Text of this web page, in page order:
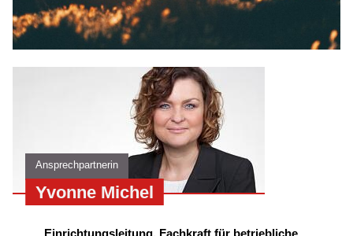
Ansprechpartnerin
Yvonne Michel
Einrichtungsleitung, Fachkraft für betriebliche